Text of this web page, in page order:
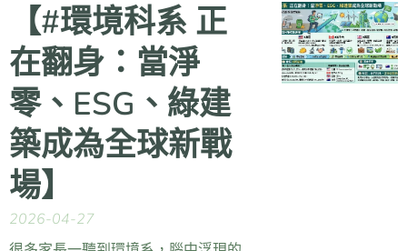
【#環境科系 正
在翻身：當淨
零、ESG、綠建
築成為全球新戰
場】 🌍🌱
2026-04-27